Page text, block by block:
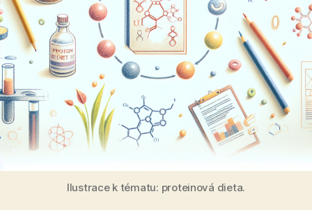
Ilustrace k tématu: proteinová dieta.